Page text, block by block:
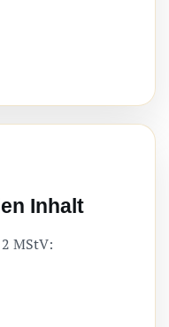
Inhalt
MStV: